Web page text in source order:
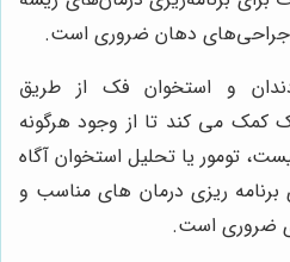
جراحی‌های دهان ضروری است.
و استخوان فک از طریق
کمک می کند تا از وجود هرگونه
تومور یا تحلیل استخوان آگاه
برنامه ریزی درمان های مناسب و
ضروری است.